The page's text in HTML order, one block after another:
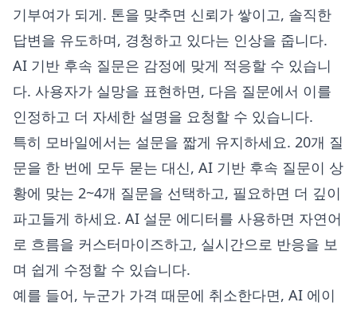
기부여가 되게. 톤을 맞추면 신뢰가 쌓이고, 솔직한
답변을 유도하며, 경청하고 있다는 인상을 줍니다.
AI 기반 후속 질문은 감정에 맞게 적응할 수 있습니
다. 사용자가 실망을 표현하면, 다음 질문에서 이를
인정하고 더 자세한 설명을 요청할 수 있습니다.
특히 모바일에서는 설문을 짧게 유지하세요. 20개 질
문을 한 번에 모두 묻는 대신, AI 기반 후속 질문이 상
황에 맞는 2~4개 질문을 선택하고, 필요하면 더 깊이
파고들게 하세요. AI 설문 에디터를 사용하면 자연어
로 흐름을 커스터마이즈하고, 실시간으로 반응을 보
며 쉽게 수정할 수 있습니다.
예를 들어, 누군가 가격 때문에 취소한다면, AI 에이